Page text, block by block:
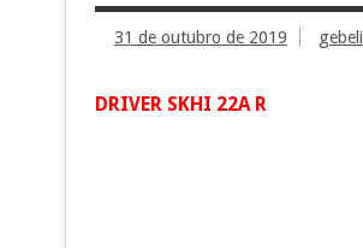
31 de outubro de 2019 gebeli
DRIVER SKHI 22A R